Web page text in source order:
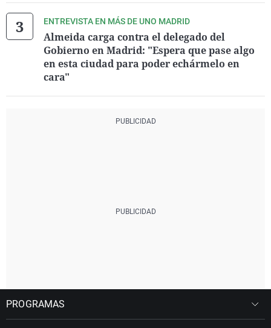
ENTREVISTA EN MÁS DE UNO MADRID
Almeida carga contra el delegado del
Gobierno en Madrid: "Espera que pase algo
en esta ciudad para poder echármelo en
cara"
PROGRAMAS